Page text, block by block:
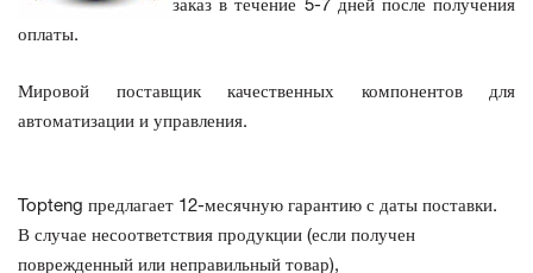
заказ в течение 5-7 дней после получения
оплаты.
Мировой поставщик качественных компонентов для
автоматизации и управления.
Topteng предлагает 12-месячную гарантию с даты поставки.
В случае несоответствия продукции (если получен
поврежденный или неправильный товар),